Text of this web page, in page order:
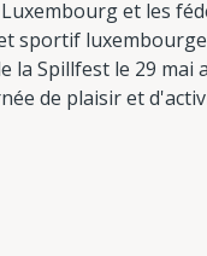
et les
sportif
la Spillfest le 29 mai
de plaisir et